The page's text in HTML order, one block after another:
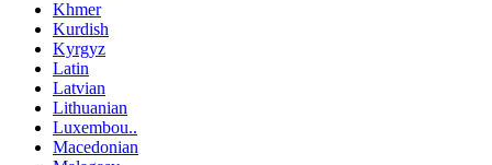
Khmer
Kurdish
Kyrgyz
Latin
Latvian
Lithuanian
Luxembou..
Macedonian